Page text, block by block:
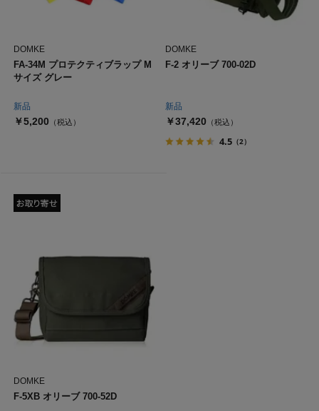
新品
DOMKE
FA-34M プロテクティブラップ M
サイズ グレー
￥5,200 （税込）
新品
DOMKE
F-2 オリーブ 700-02D
￥37,420 （税込）
4.5 （2）
DOMKE
F-5XB オリーブ 700-52D